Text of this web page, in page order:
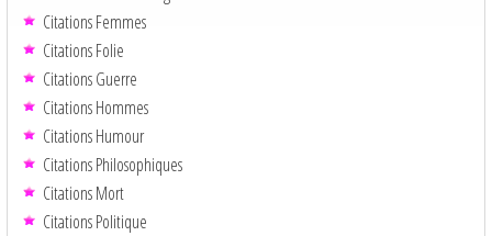
Citations Femmes
Citations Folie
Citations Guerre
Citations Hommes
Citations Humour
Citations Philosophiques
Citations Mort
Citations Politique